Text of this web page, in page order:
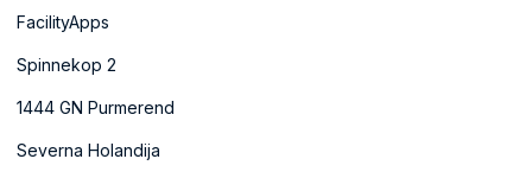
FacilityApps
Spinnekop 2
1444 GN Purmerend
Severna Holandija